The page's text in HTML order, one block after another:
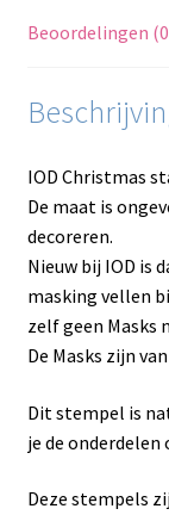
Beoordelingen
IOD Christmas
De maat is
decoreren.
Nieuw bij IOD is
masking vellen
zelf geen Masks
De Masks zijn
Dit stempel is
je de onderdelen
Deze stempels